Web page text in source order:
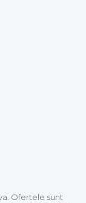
Ofertele sunt